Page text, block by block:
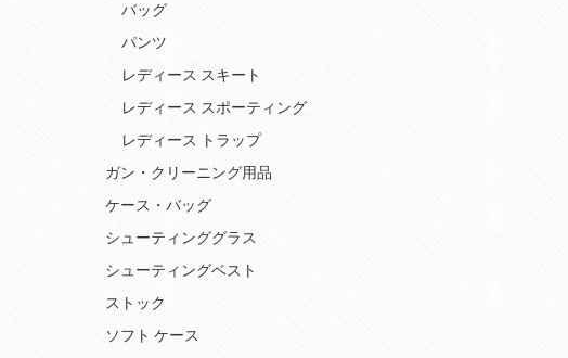
バッグ
パンツ
レディース スキート
レディース スポーティング
レディース トラップ
ガン・クリーニング用品
ケース・バッグ
シューティンググラス
シューティングベスト
ストック
ソフト ケース